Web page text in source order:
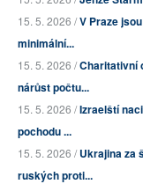
15. 5. 2026 /V Praze
minimální...
15. 5. 2026 /Charitativní
nárůst počtu...
15. 5. 2026 /Izraelští
pochodu ...
15. 5. 2026 /Ukrajina za
ruských proti...